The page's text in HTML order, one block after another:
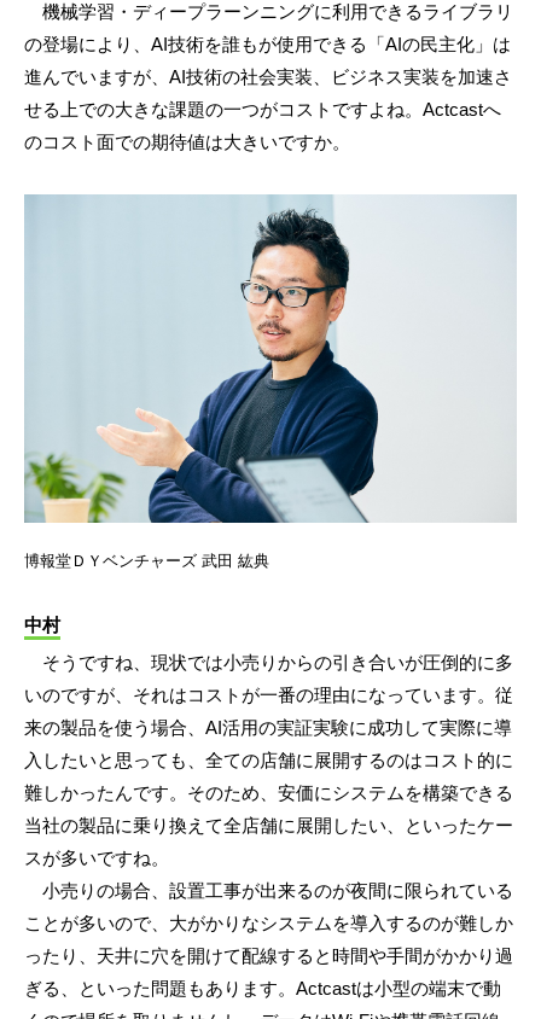
機械学習・ディープラーンニングに利用できるライブラリ
の登場により、AI技術を誰もが使用できる「AIの民主化」は
進んでいますが、AI技術の社会実装、ビジネス実装を加速さ
せる上での大きな課題の一つがコストですよね。Actcastへ
のコスト面での期待値は大きいですか。
博報堂ＤＹベンチャーズ 武田 紘典
中村
そうですね、現状では小売りからの引き合いが圧倒的に多
いのですが、それはコストが一番の理由になっています。従
来の製品を使う場合、AI活用の実証実験に成功して実際に導
入したいと思っても、全ての店舗に展開するのはコスト的に
難しかったんです。そのため、安価にシステムを構築できる
当社の製品に乗り換えて全店舗に展開したい、といったケー
スが多いですね。
小売りの場合、設置工事が出来るのが夜間に限られている
ことが多いので、大がかりなシステムを導入するのが難しか
ったり、天井に穴を開けて配線すると時間や手間がかかり過
ぎる、といった問題もあります。Actcastは小型の端末で動